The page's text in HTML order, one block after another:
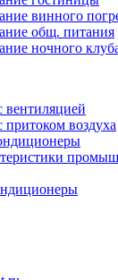
винного
общ. питания
ночного
воздуха